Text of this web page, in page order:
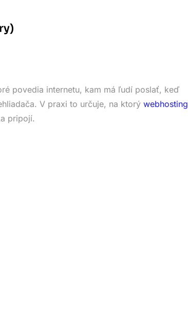
povedia internetu, kam má ľudí poslať, keď
V praxi to určuje, na ktorý webhosting
pripojí.